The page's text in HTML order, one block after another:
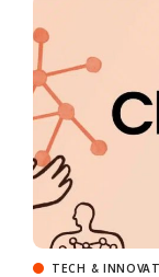
TECH &